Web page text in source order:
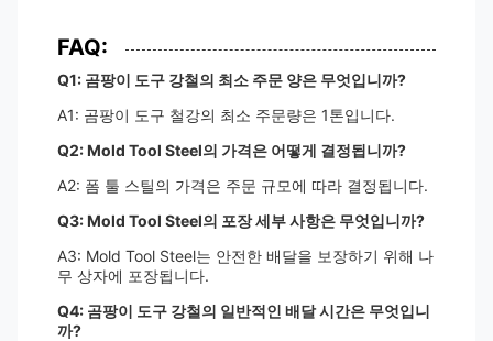
FAQ:
Q1: 곰팡이 도구 강철의 최소 주문 양은 무엇입니까?
A1: 곰팡이 도구 철강의 최소 주문량은 1톤입니다.
Q2: Mold Tool Steel의 가격은 어떻게 결정됩니까?
A2: 폼 툴 스틸의 가격은 주문 규모에 따라 결정됩니다.
Q3: Mold Tool Steel의 포장 세부 사항은 무엇입니까?
A3: Mold Tool Steel는 안전한 배달을 보장하기 위해 나
무 상자에 포장됩니다.
Q4: 곰팡이 도구 강철의 일반적인 배달 시간은 무엇입니
까?